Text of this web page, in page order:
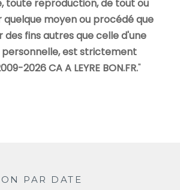
toute reproduction, de tout ou
moyen ou procédé que
des fins autres que celle d'une
personnelle, est strictement
2026 CA A LEYRE BON.FR."
PAR DATE